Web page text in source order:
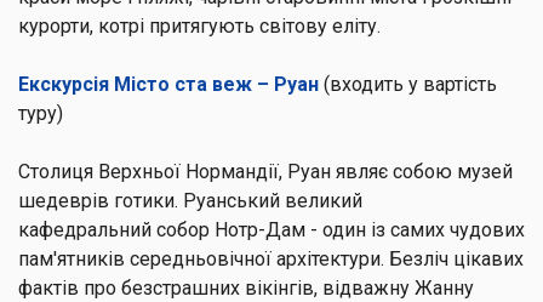
курорти, котрі притягують світову еліту.
Екскурсія Місто ста веж – Руан (входить у вартість
туру)
Столиця Верхньої Нормандії, Руан являє собою музей
шедеврів готики. Руанський великий
кафедральний собор Нотр-Дам - один із самих чудових
пам'ятників середньовічної архітектури. Безліч цікавих
фактів про безстрашних вікінгів, відважну Жанну